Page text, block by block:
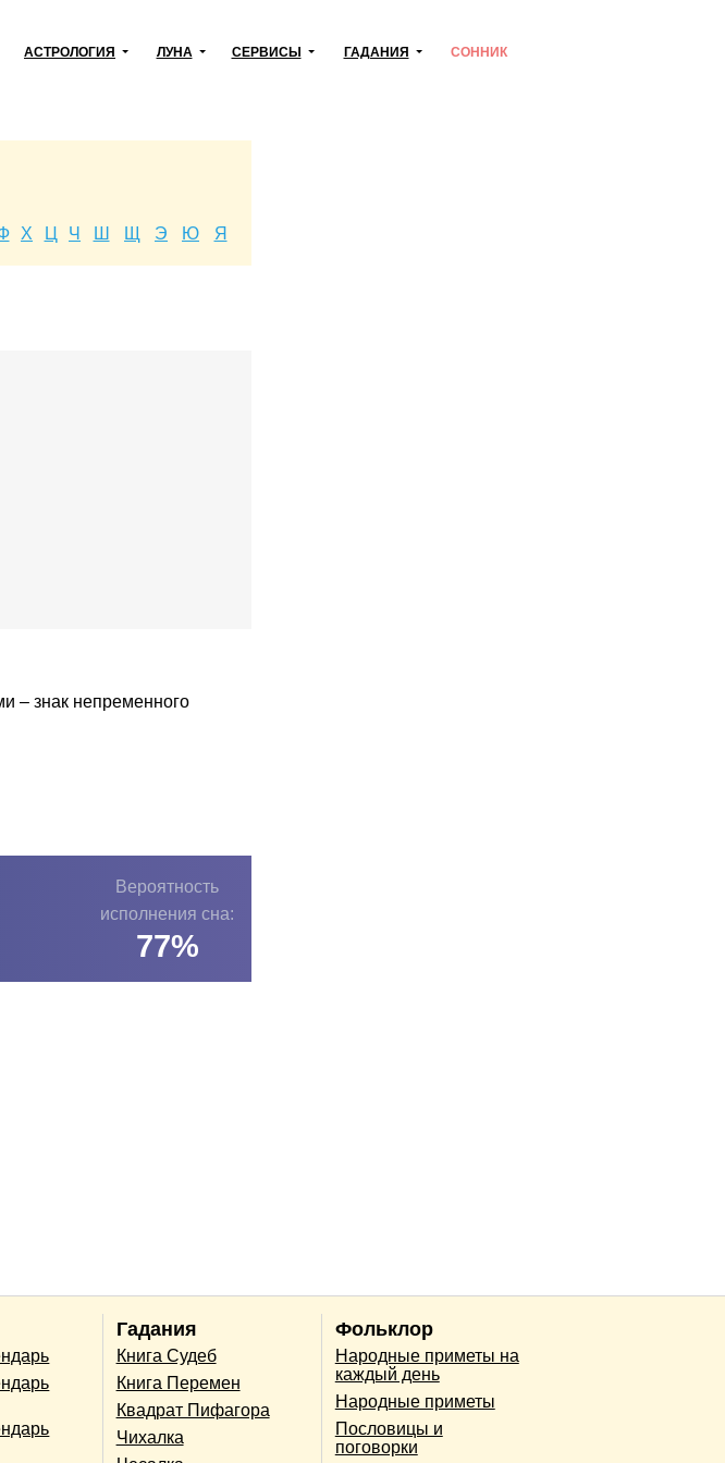
АСТРОЛОГИЯ ЛУНА СЕРВИСЫ ГАДАНИЯ СОННИК
Х Ц Ч Ш Щ Э Ю Я
– знак непременного
Вероятность
исполнения сна:
77%
Гадания
Книга Судеб
Книга Перемен
Квадрат Пифагора
Чихалка
Фольклор
Народные приметы на
каждый день
Народные приметы
Пословицы и
поговорки